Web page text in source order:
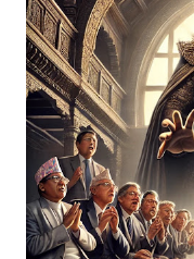
पनि थियो, "खुबै चुनाव लाग्या छ
मिसिएको जिज्ञासा । या यो
केहि न केहि चाँहि पक्कै थियो